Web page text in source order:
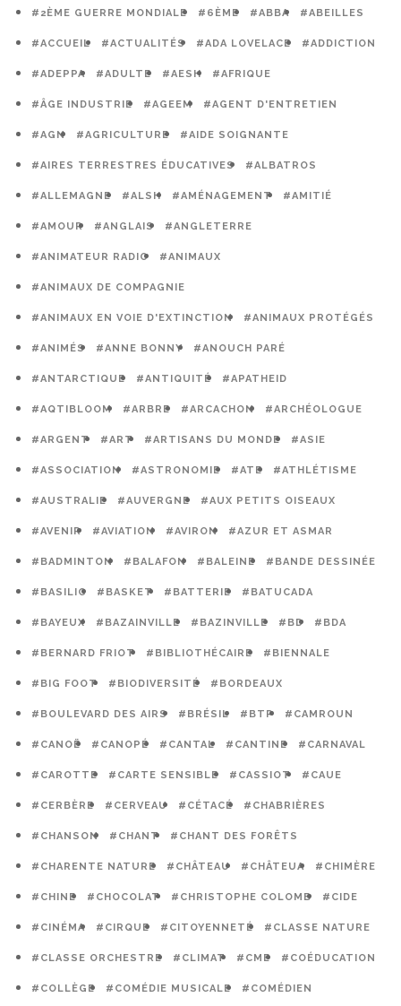
#2ÈME GUERRE MONDIALE #6ÈME #ABBA #ABEILLES
#ACCUEIL #ACTUALITÉS #ADA LOVELACE #ADDICTION
#ADEPPA #ADULTE #AESH #AFRIQUE
#ÂGE INDUSTRIE #AGEEM #AGENT D'ENTRETIEN
#AGN #AGRICULTURE #AIDE SOIGNANTE
#AIRES TERRESTRES ÉDUCATIVES #ALBATROS
#ALLEMAGNE #ALSH #AMÉNAGEMENT #AMITIÉ
#AMOUR #ANGLAIS #ANGLETERRE
#ANIMATEUR RADIO #ANIMAUX
#ANIMAUX DE COMPAGNIE
#ANIMAUX EN VOIE D'EXTINCTION #ANIMAUX PROTÉGÉS
#ANIMÉS #ANNE BONNY #ANOUCH PARÉ
#ANTARCTIQUE #ANTIQUITÉ #APATHEID
#AQTIBLOOM #ARBRE #ARCACHON #ARCHÉOLOGUE
#ARGENT #ART #ARTISANS DU MONDE #ASIE
#ASSOCIATION #ASTRONOMIE #ATE #ATHLÉTISME
#AUSTRALIE #AUVERGNE #AUX PETITS OISEAUX
#AVENIR #AVIATION #AVIRON #AZUR ET ASMAR
#BADMINTON #BALAFON #BALEINE #BANDE DESSINÉE
#BASILIC #BASKET #BATTERIE #BATUCADA
#BAYEUX #BAZAINVILLE #BAZINVILLE #BD #BDA
#BERNARD FRIOT #BIBLIOTHÉCAIRE #BIENNALE
#BIG FOOT #BIODIVERSITÉ #BORDEAUX
#BOULEVARD DES AIRS #BRÉSIL #BTP #CAMROUN
#CANOË #CANOPÉ #CANTAL #CANTINE #CARNAVAL
#CAROTTE #CARTE SENSIBLE #CASSIOT #CAUE
#CERBÈRE #CERVEAU #CÉTACÉ #CHABRIÈRES
#CHANSON #CHANT #CHANT DES FORÊTS
#CHARENTE NATURE #CHÂTEAU #CHÂTEUA #CHIMÈRE
#CHINE #CHOCOLAT #CHRISTOPHE COLOMB #CIDE
#CINÉMA #CIRQUE #CITOYENNETÉ #CLASSE NATURE
#CLASSE ORCHESTRE #CLIMAT #CME #COÉDUCATION
#COLLÈGE #COMÉDIE MUSICALE #COMÉDIEN